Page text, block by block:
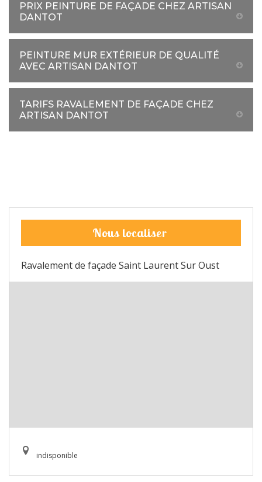
PRIX PEINTURE DE FAÇADE CHEZ ARTISAN
DANTOT
PEINTURE MUR EXTÉRIEUR DE QUALITÉ
AVEC ARTISAN DANTOT
TARIFS RAVALEMENT DE FAÇADE CHEZ
ARTISAN DANTOT
Nous localiser
Ravalement de façade Saint Laurent Sur Oust
indisponible